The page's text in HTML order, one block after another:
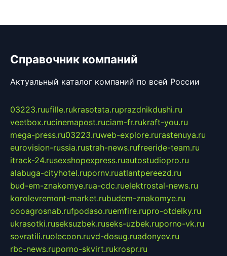
Справочник компаний
Актуальный каталог компаний по всей России
03223.ruufille.rukrasotata.ruprazdnikdushi.ru
veetbox.rucinemapost.ruciam-fr.rukraft-you.ru
mega-press.ru03223.ruweb-explore.rurastenuya.ru
eurovision-russia.rustrah-news.rufreeride-team.ru
itrack-24.rusexshopexpress.ruautostudiopro.ru
alabuga-cityhotel.rupornv.ruatlantpereezd.ru
bud-em-znakomye.rua-cdc.ruelektrostal-news.ru
korolevremont-market.rubudem-znakomye.ru
oooagrosnab.rufpodaso.ruemfire.rupro-otdelky.ru
ukrasotki.ruseksuzbek.ruseks-uzbek.ruporno-vk.ru
sovratili.ruolecoon.ruvd-dosug.ruadonyev.ru
rbc-news.ruporno-skvirt.rukrospr.ru